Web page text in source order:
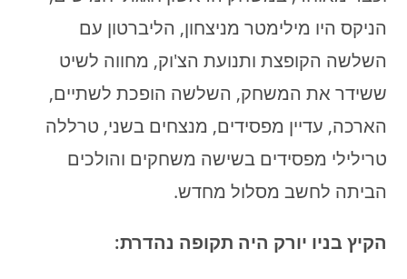
הניקס היו מילימטר מניצחון, הליברטון עם
השלשה הקופצת ותנועת הצ'וק, מחווה לשיט
ששידר את המשחק, השלשה הופכת לשתיים,
הארכה, עדיין מפסידים, מנצחים בשני, טרללה
טרילילי מפסידים בשישה משחקים והולכים
הביתה לחשב מסלול מחדש.
הקיץ בניו יורק היה תקופה נהדרת: